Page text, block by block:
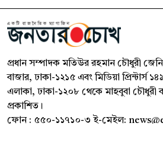
প্রধান সম্পাদক মতিউর রহমান চৌধুরী
বাজার, ঢাকা-১২১৫ এবং মিডিয়া প্রিন্টার্স
এলাকা, ঢাকা-১২০৮ থেকে মাহবুবা চৌধুরী
প্রকাশিত।
ফোন : ৫৫০-১১৭১০-৩ ই-মেইল: